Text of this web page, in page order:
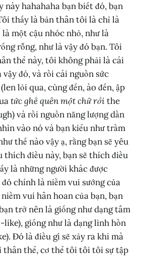
này hahahaha bạn biết đó, bạn
thấy là bản thân tôi là chỉ là
một cậu nhóc nhỏ, như là
rỗng, như là vậy đó bạn. Tôi
thể này, tôi không phải là cái
đó, và rồi cái nguồn sức
lỏi qua, cùng đến, ào đến, ập
tức ghê quên một chữ rồi the
và rồi nguồn năng lượng dần
vào nó và bạn kiểu như trầm
thế nào vậy ạ, rằng bạn sẽ yêu
thích điều này, bạn sẽ thích điều
là những người khác được
chính là niềm vui sướng của
vui hân hoan của bạn, bạn
trở nên là giống như dạng tâm
giống như là dạng linh hồn
Đó là điều gì sẽ xảy ra khi mà
thân thể, cơ thể tôi tôi tôi sự tập